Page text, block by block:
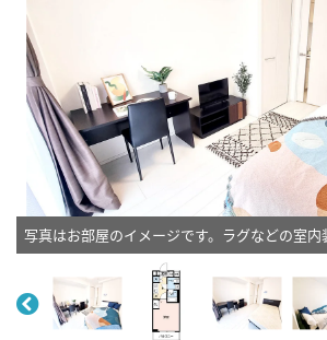
写真はお部屋のイメージです。ラグなどの室内